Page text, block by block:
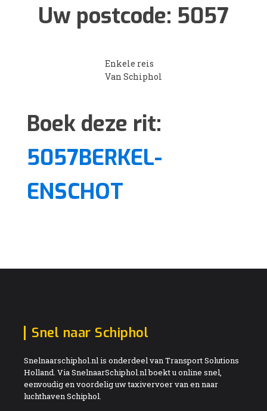
Uw postcode: 5057
Enkele reis
Van Schiphol
Boek deze rit:
5057BERKEL-
ENSCHOT
Snel naar Schiphol
Snelnaarschiphol.nl is onderdeel van Transport Solutions
Holland. Via SnelnaarSchiphol.nl boekt u online snel,
eenvoudig en voordelig uw taxivervoer van en naar
luchthaven Schiphol.